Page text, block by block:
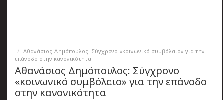
Αθανάσιος Δημόπουλος: Σύγχρονο «κοινωνικό συμβόλαιο» για την
επάνοδο στην κανονικότητα
Αθανάσιος Δημόπουλος: Σύγχρονο
«κοινωνικό συμβόλαιο» για την επάνοδο
στην κανονικότητα